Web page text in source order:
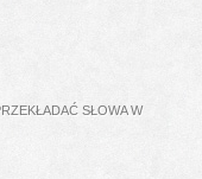
SŁOWA W